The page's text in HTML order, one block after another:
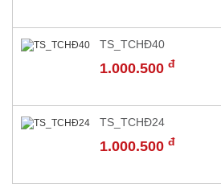
TS_TCHĐ40
1.000.500 đ
TS_TCHĐ24
1.000.500 đ